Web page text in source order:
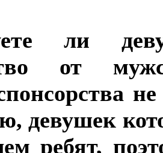
ли
от
девушек
ребят,